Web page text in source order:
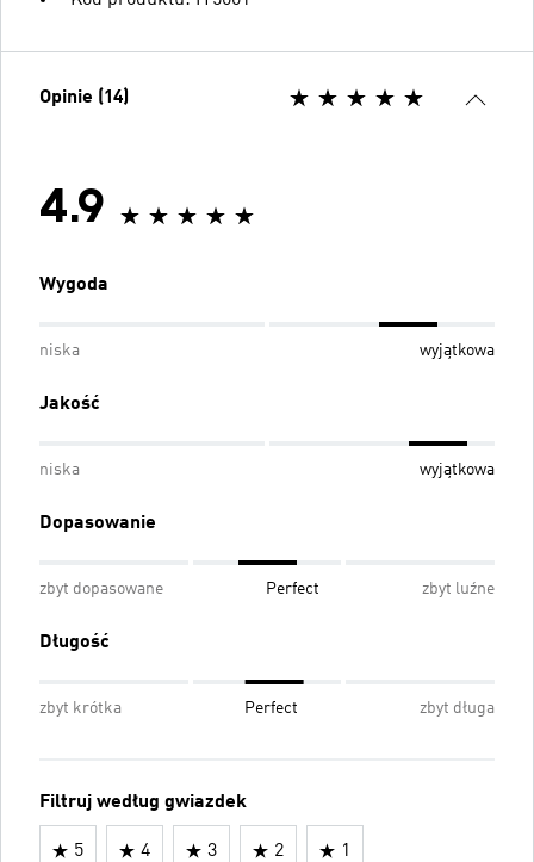
Opinie (14)
4.9
Wygoda
niska wyjątkowa
Jakość
niska wyjątkowa
Dopasowanie
zbyt dopasowane Perfect zbyt luźne
Długość
zbyt krótka Perfect zbyt długa
Filtruj według gwiazdek
5 4 3 2 1